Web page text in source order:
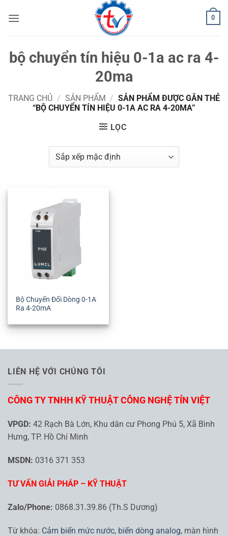
qua
0
bộ chuyển tín hiệu 0-1a ac ra 4-
20ma
TRANG CHỦ / SẢN PHẨM / SẢN PHẨM ĐƯỢC GẮN THẺ
“BỘ CHUYỂN TÍN HIỆU 0-1A AC RA 4-20MA”
LỌC
Bộ Chuyển Đổi Dòng 0-1A
Ra 4-20mA
LIÊN HỆ VỚI CHÚNG TÔI
CÔNG TY TNHH KỸ THUẬT CÔNG NGHỆ TÍN VIỆT
VPGD: 42 Rạch Bà Lớn, Khu dân cư Phong Phú 5, Xã Bình
Hưng, TP. Hồ Chí Minh
MSDN: 0316 371 353
TƯ VẤN GIẢI PHÁP – KỸ THUẬT
Zalo/Phone: 0868.31.39.86 (Th.S Dương)
Từ khóa: Cảm biến mức nước, biến dòng analog, màn hình